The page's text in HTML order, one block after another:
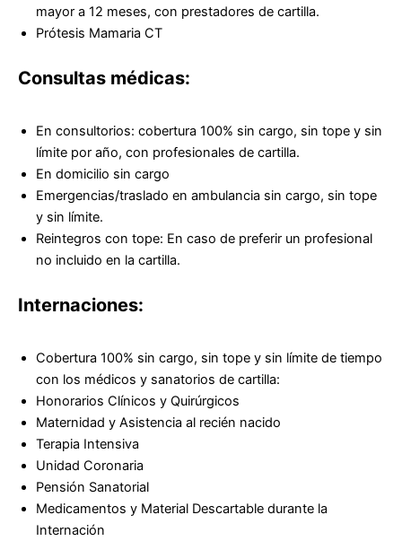
mayor a 12 meses, con prestadores de cartilla.
Prótesis Mamaria CT
Consultas médicas:
En consultorios: cobertura 100% sin cargo, sin tope y sin
límite por año, con profesionales de cartilla.
En domicilio sin cargo
Emergencias/traslado en ambulancia sin cargo, sin tope
y sin límite.
Reintegros con tope: En caso de preferir un profesional
no incluido en la cartilla.
Internaciones:
Cobertura 100% sin cargo, sin tope y sin límite de tiempo
con los médicos y sanatorios de cartilla:
Honorarios Clínicos y Quirúrgicos
Maternidad y Asistencia al recién nacido
Terapia Intensiva
Unidad Coronaria
Pensión Sanatorial
Medicamentos y Material Descartable durante la
Internación